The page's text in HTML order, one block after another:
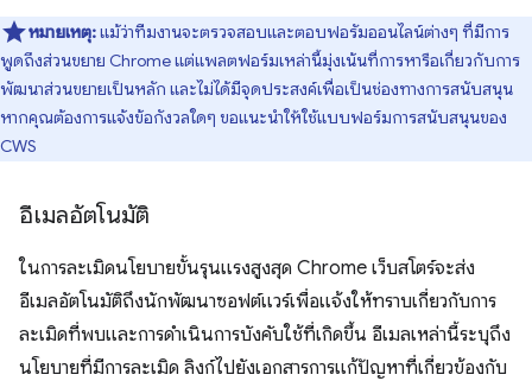
หมายเหตุ:แม้ว่าทีมงานจะตรวจสอบและตอบฟอรัมออนไลน์ต่างๆ ที่มีการ
พูดถึงส่วนขยาย Chrome แต่แพลตฟอร์มเหล่านี้มุ่งเน้นที่การหารือเกี่ยวกับการ
พัฒนาส่วนขยายเป็นหลัก และไม่ได้มีจุดประสงค์เพื่อเป็นช่องทางการสนับสนุน
หากคุณต้องการแจ้งข้อกังวลใดๆ ขอแนะนำให้ใช้แบบฟอร์มการสนับสนุนของ
CWS
อีเมลอัตโนมัติ
ในการละเมิดนโยบายขั้นรุนแรงสูงสุด Chrome เว็บสโตร์จะส่ง
อีเมลอัตโนมัติถึงนักพัฒนาซอฟต์แวร์เพื่อแจ้งให้ทราบเกี่ยวกับการ
ละเมิดที่พบและการดำเนินการบังคับใช้ที่เกิดขึ้น อีเมลเหล่านี้ระบุถึง
นโยบายที่มีการละเมิด ลิงก์ไปยังเอกสารการแก้ปัญหาที่เกี่ยวข้องกับ